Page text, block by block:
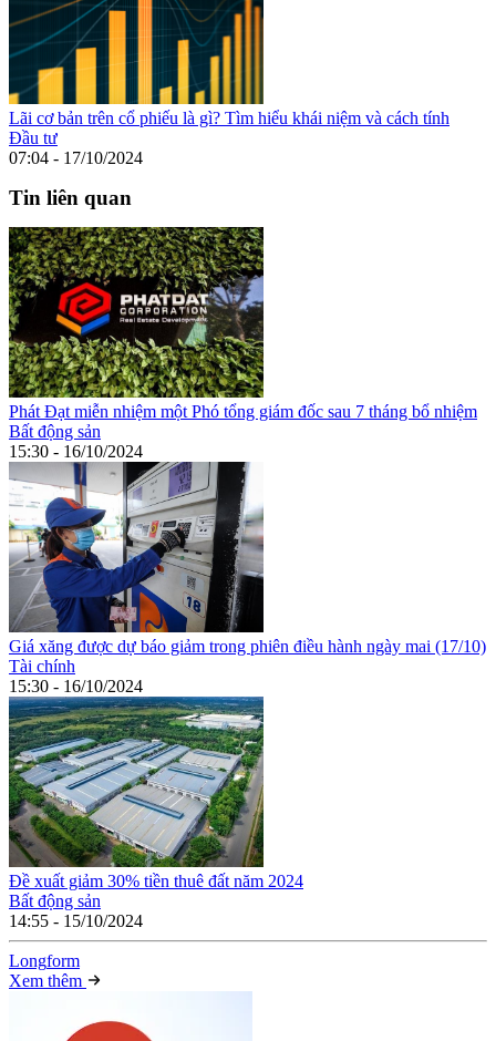
Lãi cơ bản trên cổ phiếu là gì? Tìm hiểu khái niệm và cách tính
Đầu tư
07:04 - 17/10/2024
Tin liên quan
Phát Đạt miễn nhiệm một Phó tổng giám đốc sau 7 tháng bổ nhiệm
Bất động sản
15:30 - 16/10/2024
Giá xăng được dự báo giảm trong phiên điều hành ngày mai (17/10)
Tài chính
15:30 - 16/10/2024
Đề xuất giảm 30% tiền thuê đất năm 2024
Bất động sản
14:55 - 15/10/2024
Longform
Xem thêm